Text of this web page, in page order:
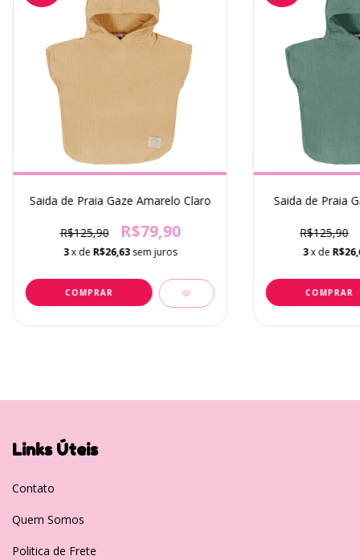
Saida de Praia Gaze Amarelo Claro
R$125,90 R$79,90
3x de R$26,63 sem juros
COMPRAR
Saida de Praia
R$125,90
3x de
COMPRAR
Links Úteis
Contato
Quem Somos
Politica de Frete